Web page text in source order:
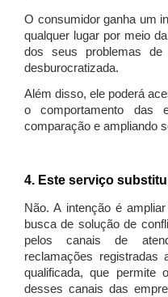
O consumidor ganha um
qualquer lugar por meio
dos seus problemas
desburocratizada.
Além disso, ele poderá
o comportamento das
comparação e ampliando
4. Este serviço
Não. A intenção é
busca de solução de
pelos canais de
reclamações registradas
qualificada, que permite
desses canais das